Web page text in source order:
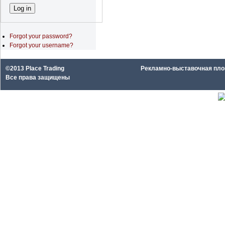
Forgot your password?
Forgot your username?
©2013 Place Trading
Все права защищены
Рекламно-выставочная